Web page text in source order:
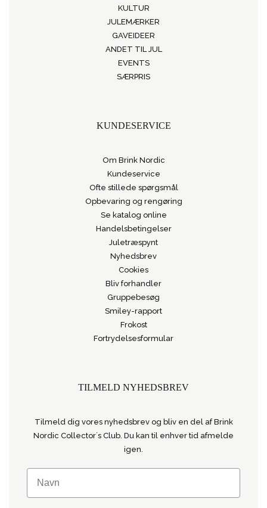
KULTUR
JULEMÆRKER
GAVEIDEER
ANDET TIL JUL
EVENTS
SÆRPRIS
KUNDESERVICE
Om Brink Nordic
Kundeservice
Ofte stillede spørgsmål
Opbevaring og rengøring
Se katalog online
Handelsbetingelser
Juletræspynt
Nyhedsbrev
Cookies
Bliv forhandler
Gruppebesøg
Smiley-rapport
Frokost
Fortrydelsesformular
TILMELD NYHEDSBREV
Tilmeld dig vores nyhedsbrev og bliv en del af Brink
Nordic Collector´s Club. Du kan til enhver tid afmelde
igen.